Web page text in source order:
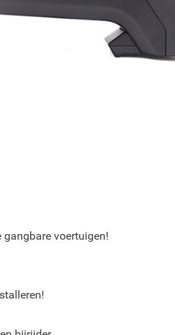
geschikt voor alle Opel Karl
een uniek automotive concept
verzekerd in uw auto
voertuigen!